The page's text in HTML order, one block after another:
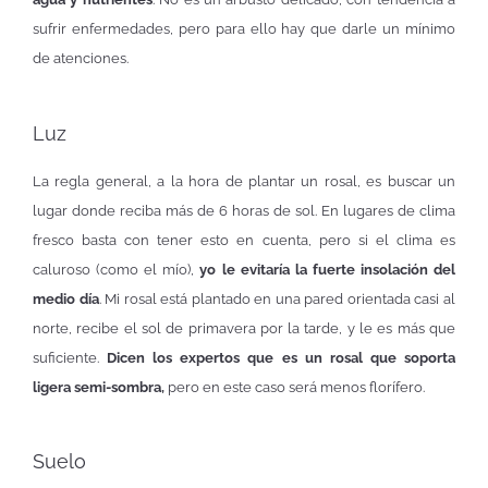
sufrir enfermedades, pero para ello hay que darle un mínimo
de atenciones.
Luz
La regla general, a la hora de plantar un rosal, es buscar un
lugar donde reciba más de 6 horas de sol. En lugares de clima
fresco basta con tener esto en cuenta, pero si el clima es
caluroso (como el mío),yo le evitaría la fuerte insolación del
medio día. Mi rosal está plantado en una pared orientada casi al
norte, recibe el sol de primavera por la tarde, y le es más que
suficiente. Dicen los expertos que es un rosal que soporta
ligera semi-sombra, pero en este caso será menos florífero.
Suelo